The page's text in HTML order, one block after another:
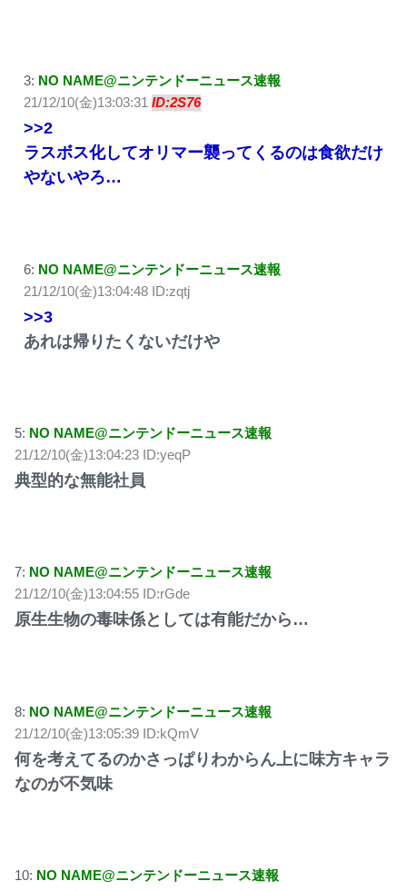
3: NO NAME@ニンテンドーニュース速報
21/12/10(金)13:03:31ID:2S76
>>2
ラスボス化してオリマー襲ってくるのは食欲だけ
やないやろ…
6: NO NAME@ニンテンドーニュース速報
21/12/10(金)13:04:48 ID:zqtj
>>3
あれは帰りたくないだけや
5: NO NAME@ニンテンドーニュース速報
21/12/10(金)13:04:23 ID:yeqP
典型的な無能社員
7: NO NAME@ニンテンドーニュース速報
21/12/10(金)13:04:55 ID:rGde
原生生物の毒味係としては有能だから…
8: NO NAME@ニンテンドーニュース速報
21/12/10(金)13:05:39 ID:kQmV
何を考えてるのかさっぱりわからん上に味方キャラ
なのが不気味
10: NO NAME@ニンテンドーニュース速報